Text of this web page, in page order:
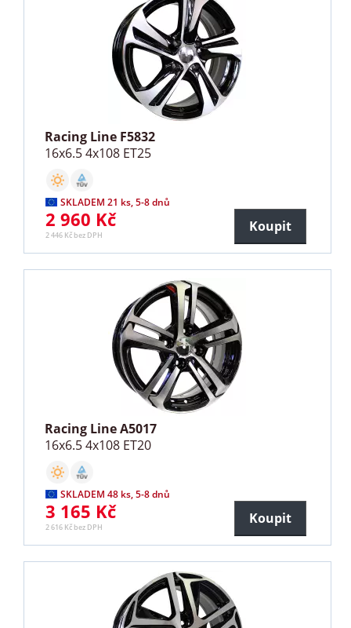
Racing Line F5832
16x6.5 4x108 ET25
SKLADEM 21 ks, 5-8 dnů
2 960 Kč
2 446 Kč bez DPH
Koupit
Racing Line A5017
16x6.5 4x108 ET20
SKLADEM 48 ks, 5-8 dnů
3 165 Kč
2 616 Kč bez DPH
Koupit